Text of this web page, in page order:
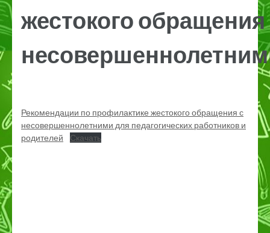
жестокого обращения
Рекомендации по профилактике жестокого обращения с
несовершеннолетними для педагогических работников и
родителей
Скачать